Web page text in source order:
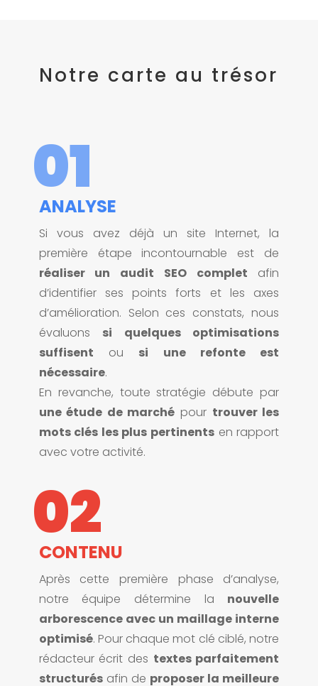
Notre carte au trésor
01
ANALYSE
Si vous avez déjà un site Internet, la
première étape incontournable est de
réaliser un audit SEO complet afin
d’identifier ses points forts et les axes
d’amélioration. Selon ces constats, nous
évaluons si quelques optimisations
suffisent ou si une refonte est
nécessaire.
En revanche, toute stratégie débute par
une étude de marché pour trouver les
mots clés les plus pertinents en rapport
avec votre activité.
02
CONTENU
Après cette première phase d’analyse,
notre équipe détermine la nouvelle
arborescence avec un maillage interne
optimisé. Pour chaque mot clé ciblé, notre
rédacteur écrit des textes parfaitement
structurésafin de proposer la meilleure